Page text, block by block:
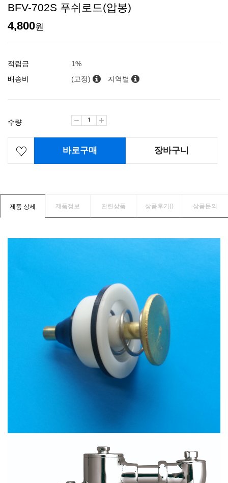
BFV-702S 푸쉬로드(압봉)
4,800원
적립금
1%
배송비
(고정) 지역별
수량
바로구매 장바구니
제품 상세 제품정보 관련상품 상품후기() 상품문의